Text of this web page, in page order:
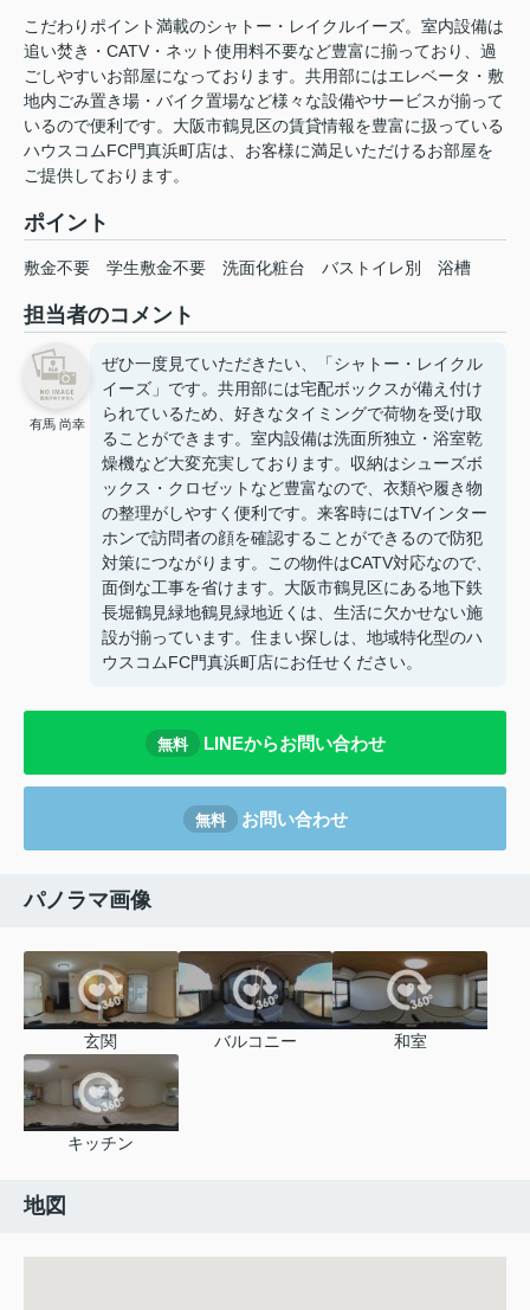
こだわりポイント満載のシャトー・レイクルイーズ。室内設備は
追い焚き・CATV・ネット使用料不要など豊富に揃っており、過
ごしやすいお部屋になっております。共用部にはエレベータ・敷
地内ごみ置き場・バイク置場など様々な設備やサービスが揃って
いるので便利です。大阪市鶴見区の賃貸情報を豊富に扱っている
ハウスコムFC門真浜町店は、お客様に満足いただけるお部屋を
ご提供しております。
ポイント
敷金不要 学生敷金不要 洗面化粧台 バストイレ別 浴槽
担当者のコメント
有馬 尚幸
ぜひ一度見ていただきたい、「シャトー・レイクル
イーズ」です。共用部には宅配ボックスが備え付け
られているため、好きなタイミングで荷物を受け取
ることができます。室内設備は洗面所独立・浴室乾
燥機など大変充実しております。収納はシューズボ
ックス・クロゼットなど豊富なので、衣類や履き物
の整理がしやすく便利です。来客時にはTVインター
ホンで訪問者の顔を確認することができるので防犯
対策につながります。この物件はCATV対応なので、
面倒な工事を省けます。大阪市鶴見区にある地下鉄
長堀鶴見緑地鶴見緑地近くは、生活に欠かせない施
設が揃っています。住まい探しは、地域特化型のハ
ウスコムFC門真浜町店にお任せください。
無料 LINEからお問い合わせ
無料 お問い合わせ
パノラマ画像
玄関 バルコニー 和室
キッチン
地図